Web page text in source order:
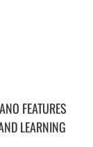
FEATURES
LEARNING